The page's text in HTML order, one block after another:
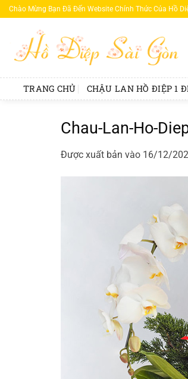
Bỏ
qua
dung
Chào Mừng Bạn Đã Đến Website Chính Thức Của Hồ
TRANG CHỦ CHẬU LAN HỒ ĐIỆP 1
Chau-Lan-Ho-
Được xuất bản vào 16/12/